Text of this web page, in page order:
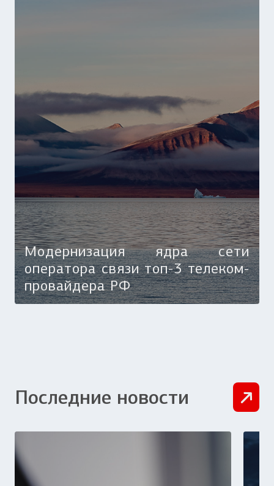
Модернизация ядра сети
оператора связи топ-3 телеком-
провайдера РФ
Последние новости